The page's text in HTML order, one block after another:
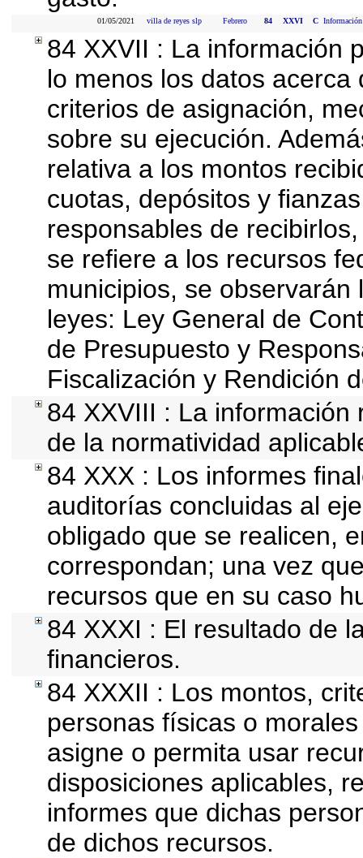
01/05/2021 villa de reyes slp Febrero 84 XXVI C
84 XXVII : La información
lo menos los datos
criterios de asignación,
sobre su ejecución.
relativa a los montos
cuotas, depósitos y
responsables de
se refiere a los recursos
municipios, se
leyes: Ley General de
de Presupuesto y
Fiscalización y Rendición
84 XXVIII : La
de la normatividad
84 XXX : Los informes
auditorías concluidas al
obligado que se realicen,
correspondan; una vez
recursos que en su caso
84 XXXI : El resultado de
financieros.
84 XXXII : Los montos,
personas físicas o
asigne o permita usar
disposiciones aplicables,
informes que dichas
de dichos recursos.